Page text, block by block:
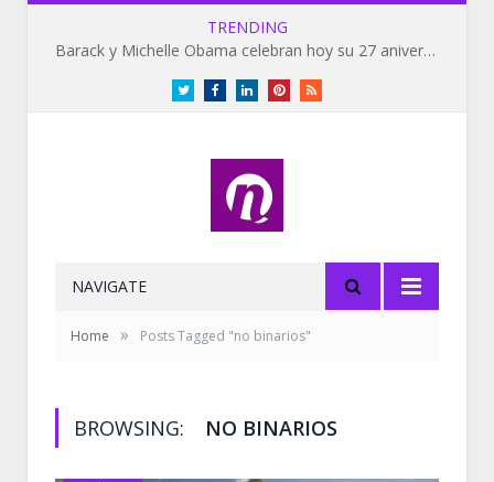
TRENDING
Barack y Michelle Obama celebran hoy su 27 aniversario de bodas
TwitterFacebookLinkedInPinterestRSS
NAVIGATE
Home » Posts Tagged "no binarios"
BROWSING: NO BINARIOS